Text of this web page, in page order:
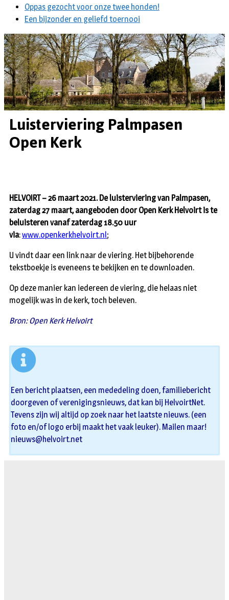
Oppas gezocht voor onze twee honden!
Een bijzonder en geliefd toernooi
Luisterviering Palmpasen
Open Kerk
HELVOIRT – 26 maart 2021. De luisterviering van Palmpasen,
zaterdag 27 maart, aangeboden door Open Kerk Helvoirt is te
beluisteren vanaf zaterdag 18.50 uur
via:www.openkerkhelvoirt.nl;
U vindt daar een link naar de viering. Het bijbehorende
tekstboekje is eveneens te bekijken en te downloaden.
Op deze manier kan iedereen de viering, die helaas niet
mogelijk was in de kerk, toch beleven.
Bron: Open Kerk Helvoirt
Een bericht plaatsen, een mededeling doen, familiebericht
doorgeven of verenigingsnieuws, dat kan bij HelvoirtNet.
Tevens zijn wij altijd op zoek naar het laatste nieuws. (een
foto en/of logo erbij maakt het vaak leuker). Mailen maar!
nieuws@helvoirt.net